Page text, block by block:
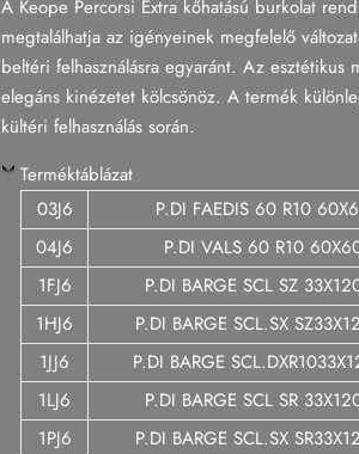
Tapéta
Tégla
A Keope Percorsi Extra kőhatású burkolat
megtalálhatja az igényeinek megfelelő
beltéri felhasználásra egyaránt. Az
elegáns kinézetet kölcsönöz. A termék
kültéri felhasználás során.
Terméktáblázat
03J6
P.DI FAEDIS 60 R10
04J6
P.DI VALS 60 R10
1FJ6
P.DI BARGE SCL SZ
1HJ6
P.DI BARGE SCL.SX
1JJ6
P.DI BARGE
1LJ6
P.DI BARGE SCL SR
1PJ6
P.DI BARGE SCL.SX